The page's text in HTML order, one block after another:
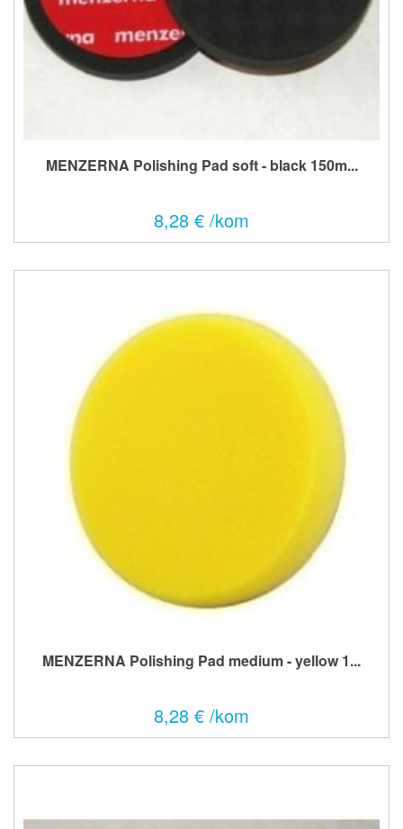
MENZERNA Polishing Pad soft - black 150m...
8,28 € /kom
MENZERNA Polishing Pad medium - yellow 1...
8,28 € /kom